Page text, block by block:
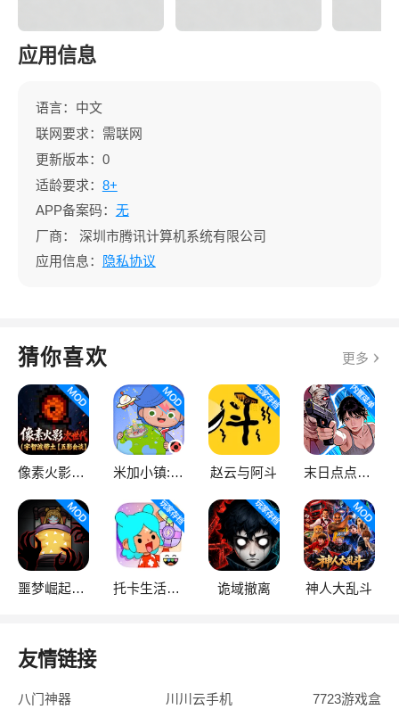
应用信息
语言：中文
联网要求：需联网
更新版本：0
适龄要求： 8+
APP备案码： 无
厂商：
深圳市腾讯计算机系统有限公司
应用信息：
隐私协议
猜你喜欢 更多
像素火影次世代 米加小镇:世界 赵云与阿斗 末日点点（辅助菜单）
噩梦崛起：生存 托卡生活：世界 诡域撤离 神人大乱斗
友情链接
八门神器 川川云手机 7723游戏盒